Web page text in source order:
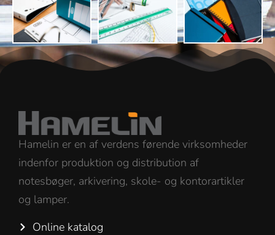
Hamelin er en af verdens førende virksomheder
indenfor produktion og distribution af
notesbøger, arkivering, skole- og kontorartikler
og lamper.
Online katalog